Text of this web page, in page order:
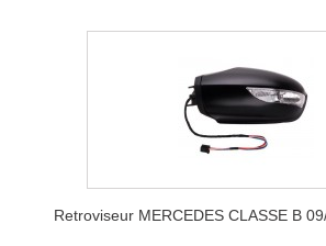
Retroviseur MERCEDES CLASSE B